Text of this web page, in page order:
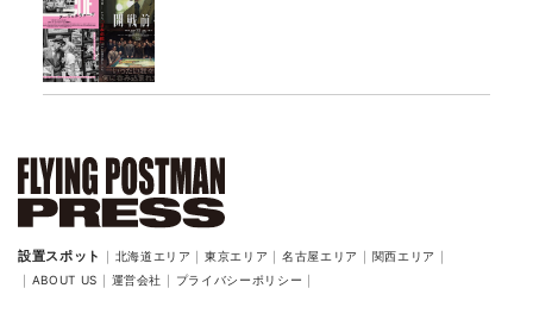
北海道エリア 東京エリア 名古屋エリア
関西エリア
ABOUT US
運営会社 プライバシーポリシー